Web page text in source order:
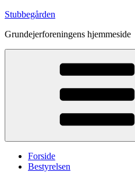
Videre
indhold
Stubbegården
Grundejerforeningens hjemmeside
Forside
Bestyrelsen